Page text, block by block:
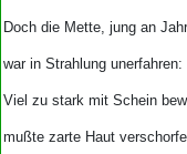
Doch die Mette, jung an
war in Strahlung unerfahren:
Viel zu stark mit Schein
mußte zarte Haut